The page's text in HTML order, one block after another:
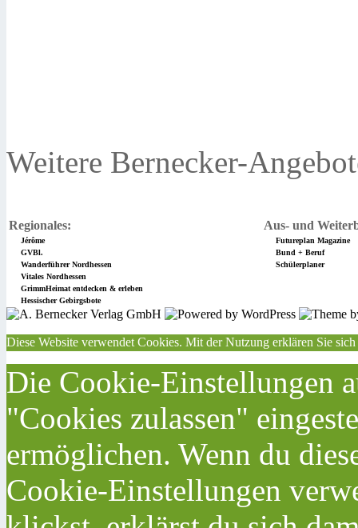
Weitere Bernecker-
Regionales: Aus- und
Jérôme
Futureplan Magazine
GVBl.
Bund + Beruf
Wanderführer Nordhessen
Schülerplaner
Vitales Nordhessen
GrimmHeimat entdecken & erleben
Hessischer Gebirgsbote
Diese Website verwendet Cookies. Mit der Nutzung erklären Sie
Die Cookie-Einstellungen
"Cookies zulassen"
ermöglichen. Wenn du
Cookie-Einstellungen